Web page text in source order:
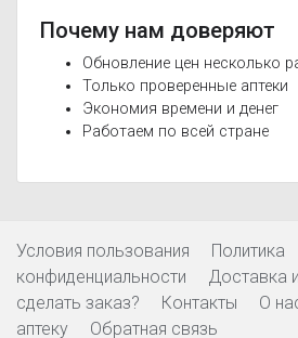
Почему нам доверяют
Обновление цен несколько
Только проверенные аптеки
Экономия времени и денег
Работаем по всей стране
Условия пользования
Политика
конфиденциальности
Доставка
сделать заказ?
Контакты О
аптеку
Обратная связь